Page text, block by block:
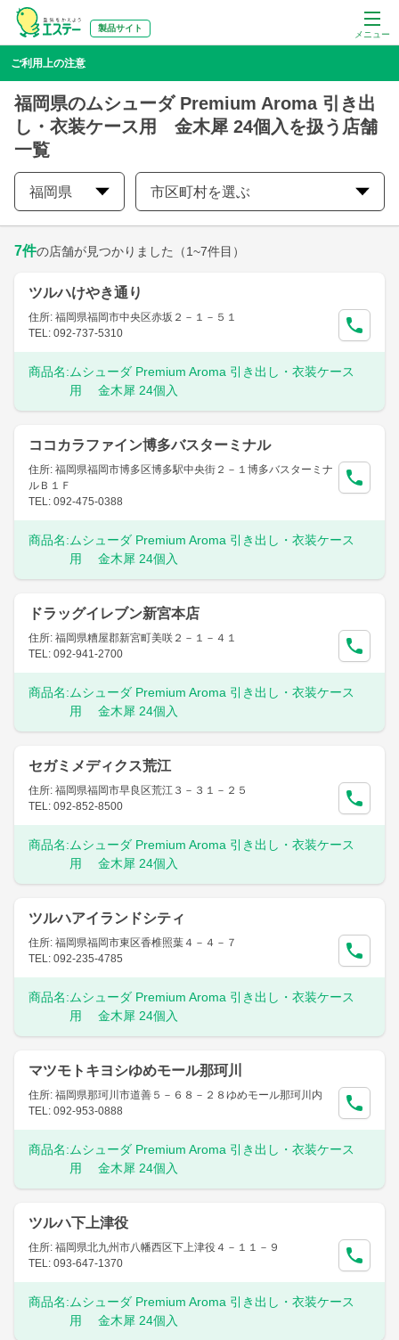
メニュー
製品サイト
ご利用上の注意
福岡県のムシューダ Premium Aroma 引き出
し・衣装ケース用 金木犀 24個入を扱う店舗
一覧
福岡県 市区町村を選ぶ
7件の店舗が見つかりました （1~7件目）
ツルハけやき通り
住所: 福岡県福岡市中央区赤坂２－１－５１
TEL: 092-737-5310
商品名: ムシューダ Premium Aroma 引き出し・衣装ケース
用 金木犀 24個入
ココカラファイン博多バスターミナル
住所: 福岡県福岡市博多区博多駅中央街２－１博多バスターミナ
ルＢ１Ｆ
TEL: 092-475-0388
商品名: ムシューダ Premium Aroma 引き出し・衣装ケース
用 金木犀 24個入
ドラッグイレブン新宮本店
住所: 福岡県糟屋郡新宮町美咲２－１－４１
TEL: 092-941-2700
商品名: ムシューダ Premium Aroma 引き出し・衣装ケース
用 金木犀 24個入
セガミメディクス荒江
住所: 福岡県福岡市早良区荒江３－３１－２５
TEL: 092-852-8500
商品名: ムシューダ Premium Aroma 引き出し・衣装ケース
用 金木犀 24個入
ツルハアイランドシティ
住所: 福岡県福岡市東区香椎照葉４－４－７
TEL: 092-235-4785
商品名: ムシューダ Premium Aroma 引き出し・衣装ケース
用 金木犀 24個入
マツモトキヨシゆめモール那珂川
住所: 福岡県那珂川市道善５－６８－２８ゆめモール那珂川内
TEL: 092-953-0888
商品名: ムシューダ Premium Aroma 引き出し・衣装ケース
用 金木犀 24個入
ツルハ下上津役
住所: 福岡県北九州市八幡西区下上津役４－１１－９
TEL: 093-647-1370
商品名: ムシューダ Premium Aroma 引き出し・衣装ケース
用 金木犀 24個入